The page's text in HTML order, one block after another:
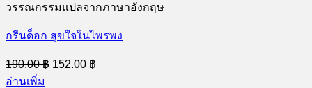
วรรณกรรมแปลจากภาษาอังกฤษ
กรีนด็อก สุขใจในไพรพง
190.00฿ Original
price
152.00 ฿
price
อ่านเพิ่ม